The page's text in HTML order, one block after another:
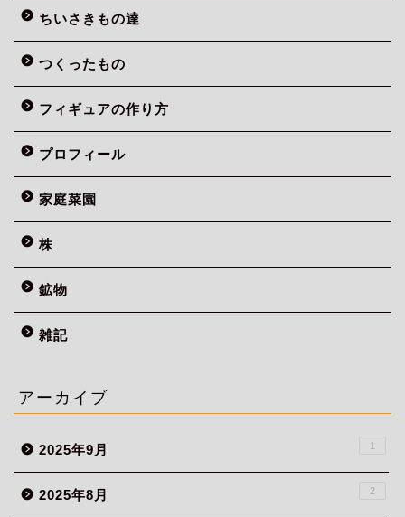
ちいさきもの達
つくったもの
フィギュアの作り方
プロフィール
家庭菜園
株
鉱物
雑記
アーカイブ
2025年9月 1
2025年8月 2